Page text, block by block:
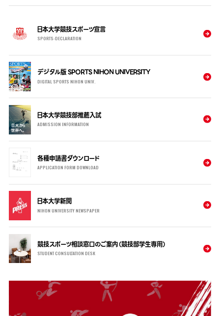
日本大学競技スポーツ宣言
SPORTS-DECLARATION
デジタル版 SPORTS NIHON UNIVERSITY
DIGITAL SPORTS NIHON UNIV.
日本大学競技部推薦入試
ADMISSION INFORMATION
各種申請書ダウンロード
APPLICATION FORM DOWNLOAD
日本大学新聞
NIHON UNIVERSITY NEWSPAPER
競技スポーツ相談窓口のご案内（競技部学生専用）
STUDENT CONSULTATION DESK